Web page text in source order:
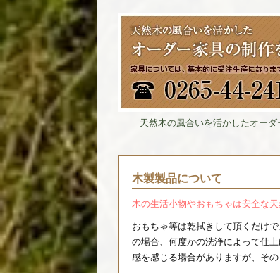
天然木の風合いを活かしたオー
木製製品について
木の生活小物やおもちゃは安全な
おもちゃ等は乾拭きして頂くだけ
の場合、何度かの洗浄によって仕
感を感じる場合がありますが、そ